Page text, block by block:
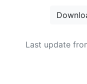
Last update